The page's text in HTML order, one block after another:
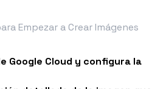
Empezar a Crear Imágenes
Google Cloud y configura la